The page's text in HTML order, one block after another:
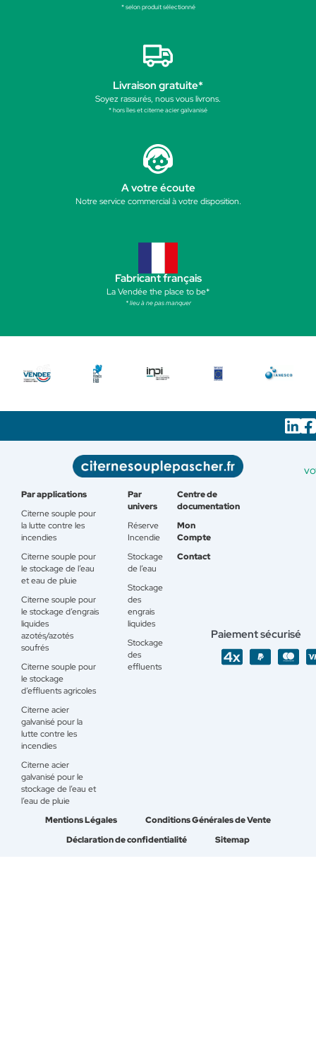
* selon produit sélectionné
Livraison gratuite*
Soyez rassurés, nous vous livrons.
* hors îles et citerne acier galvanisé
A votre écoute
Notre service commercial à votre disposition.
Fabricant français
La Vendée the place to be*
* lieu à ne pas manquer
Par applications
Citerne souple pour
la lutte contre les
incendies
Citerne souple pour
le stockage de l’eau
et eau de pluie
Citerne souple pour
le stockage d’engrais
liquides
azotés/azotés
soufrés
Citerne souple pour
le stockage
d’effluents agricoles
Citerne acier
galvanisé pour la
lutte contre les
incendies
Citerne acier
galvanisé pour le
stockage de l’eau et
l’eau de pluie
Par
univers
Réserve
Incendie
Stockage
de l’eau
Stockage
des
engrais
liquides
Stockage
des
effluents
Centre de
documentation
Mon
Compte
Contact
Paiement sécurisé
Mentions Légales
Conditions Générales de Vente
Déclaration de confidentialité
Sitemap